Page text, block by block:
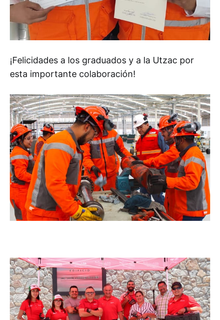
¡Felicidades a los graduados y a la Utzac por
esta importante colaboración!